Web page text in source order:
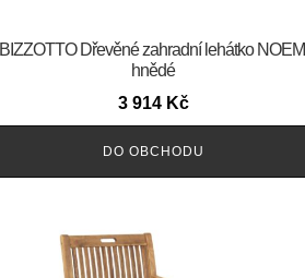
BIZZOTTO Dřevěné zahradní lehátko NOEMI
hnědé
3 914 Kč
DO OBCHODU